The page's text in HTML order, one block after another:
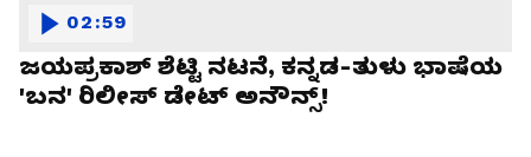
ಜಯಪ್ರಕಾಶ್ ಶೆಟ್ಟಿ ನಟನೆ, ಕನ್ನಡ-ತುಳು ಭಾಷೆಯ
'ಬನ' ರಿಲೀಸ್ ಡೇಟ್ ಅನೌನ್ಸ್!
02:59